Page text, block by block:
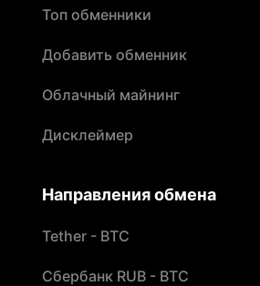
Топ обменники
Добавить обменник
Облачный майнинг
Дисклеймер
Направления обмена
Tether - BTC
Сбербанк RUB - BTC